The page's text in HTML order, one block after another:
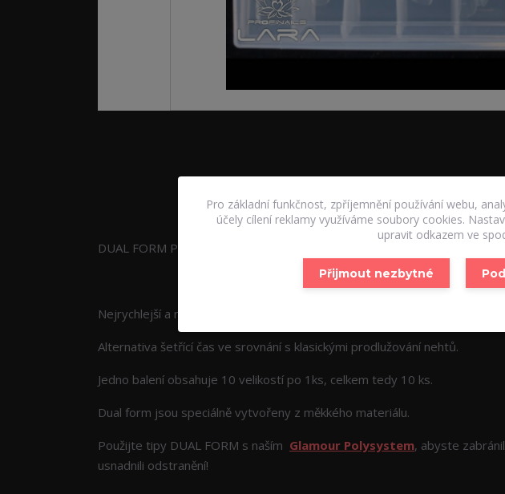
Kompletní specifikace
DUAL FORM POLYSYSTEM
Nejrychlejší a nejsnadnější prodloužení nehtů na dosah ruky.
Alternativa šetřící čas ve srovnání s klasickými prodlužování nehtů.
Jedno balení obsahuje 10 velikostí po 1ks, celkem tedy 10 ks.
Dual form jsou speciálně vytvořeny z měkkého materiálu.
Použijte tipy DUAL FORM s naším Glamour Polysystem, abyste
usnadnili odstranění!
Pro základní funkčnost, zpříjemnění používání webu,
účely cílení reklamy využíváme soubory cookies.
upravit odkazem ve
Přijmout nezbytné